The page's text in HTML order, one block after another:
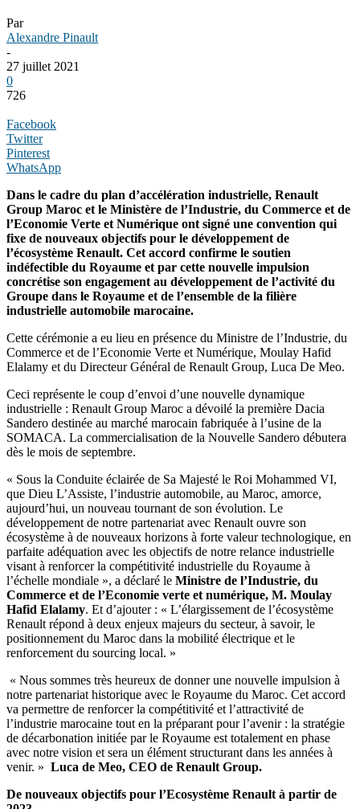
Par
Alexandre Pinault
-
27 juillet 2021
0
726
Facebook
Twitter
Pinterest
WhatsApp
Dans le cadre du plan d’accélération industrielle, Renault
Group Maroc et le Ministère de l’Industrie, du Commerce et de
l’Economie Verte et Numérique ont signé une convention qui
fixe de nouveaux objectifs pour le développement de
l’écosystème Renault. Cet accord confirme le soutien
indéfectible du Royaume et par cette nouvelle impulsion
concrétise son engagement au développement de l’activité du
Groupe dans le Royaume et de l’ensemble de la filière
industrielle automobile marocaine.
Cette cérémonie a eu lieu en présence du Ministre de l’Industrie, du
Commerce et de l’Economie Verte et Numérique, Moulay Hafid
Elalamy et du Directeur Général de Renault Group, Luca De Meo.
Ceci représente le coup d’envoi d’une nouvelle dynamique
industrielle : Renault Group Maroc a dévoilé la première Dacia
Sandero destinée au marché marocain fabriquée à l’usine de la
SOMACA. La commercialisation de la Nouvelle Sandero débutera
dès le mois de septembre.
« Sous la Conduite éclairée de Sa Majesté le Roi Mohammed VI,
que Dieu L’Assiste, l’industrie automobile, au Maroc, amorce,
aujourd’hui, un nouveau tournant de son évolution. Le
développement de notre partenariat avec Renault ouvre son
écosystème à de nouveaux horizons à forte valeur technologique, en
parfaite adéquation avec les objectifs de notre relance industrielle
visant à renforcer la compétitivité industrielle du Royaume à
l’échelle mondiale », a déclaré le Ministre de l’Industrie, du
Commerce et de l’Economie verte et numérique, M. Moulay
Hafid Elalamy. Et d’ajouter : « L’élargissement de l’écosystème
Renault répond à deux enjeux majeurs du secteur, à savoir, le
positionnement du Maroc dans la mobilité électrique et le
renforcement du sourcing local. »
« Nous sommes très heureux de donner une nouvelle impulsion à
notre partenariat historique avec le Royaume du Maroc. Cet accord
va permettre de renforcer la compétitivité et l’attractivité de
l’industrie marocaine tout en la préparant pour l’avenir : la stratégie
de décarbonation initiée par le Royaume est totalement en phase
avec notre vision et sera un élément structurant dans les années à
venir. » Luca de Meo, CEO de Renault Group.
De nouveaux objectifs pour l’Ecosystème Renault à partir de